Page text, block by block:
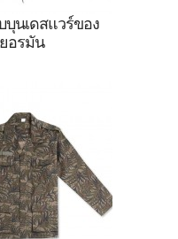
ของเยอรมัน
บุนเดสแวร์ของ
ยอรมัน